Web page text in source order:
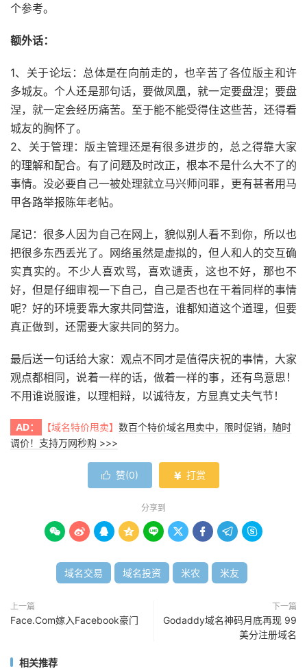
个参考。
额外话：
1、关于论坛：总体是在向前走的，也辛苦了各位版主和许
多城友。个人还是那句话，要做凤凰，就一定要盘涅；要盘
涅，就一定会经历痛苦。至于能不能受得住这些苦，还得看
城友的胸怀了。
2、关于管理：版主管理还是有很多进步的，总之得靠大家
的理解和配合。有了问题及时改正，根本不是什么大不了的
事情。没必要自己一被处理就立马兴师问罪，更有甚者用马
甲各路举报陈年老帖。
尾记：很多人因为自己在网上，貌似别人看不到你，所以也
把很多东西丢光了。网络虽然是虚拟的，但人和人的交互确
实真实的。不少人喜欢骂，喜欢谴责，这也不好，那也不
好，但是仔细审视一下自己，自己是否也在干着同样的事情
呢？好的环境要靠大家共同营造，谁都知道这个道理，但要
真正做到，还需要大家共同的努力。
最后送一句话给大家：观点不同才是值得庆祝的事情，大家
观点都相同，说着一样的话，做着一样的事，还有鸟意思！
不用谁说服谁，以理相辩，以诚待友，方显真丈夫气节！
AD： 【域名特价甩卖】 数百个特价域名甩卖中，限时促销，随时
调价！支持万网秒购 >>>
 赞(0)  打赏
分享到
        
域名交易 域名投资 米农 米友
上一篇
Face.Com嫁入Facebook豪门
下一篇
Godaddy域名神码月底再现 99
美分注册域名
相关推荐